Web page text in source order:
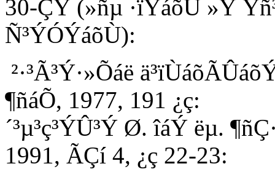
30-ÇÝ (»ñµ ·ïÝáõÙ »Ý
Ñ³ÝÓÝáõÙ):
²·³Ã³Ý·»Õáë
¶ñáÕ, 1977, 191 ¿ç:
´³µ³ç³ÝÛ³Ý Ø. îáÝ ëµ.
1991, ÃÇí 4, ¿ç 22-23: